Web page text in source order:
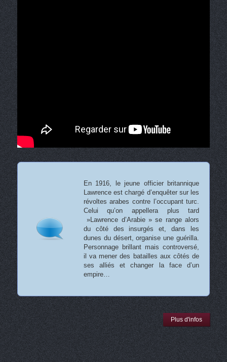
En 1916, le jeune officier britannique
Lawrence est chargé d’enquêter sur les
révoltes arabes contre l’occupant turc.
Celui qu’on appellera plus tard
»Lawrence d’Arabie » se range alors
du côté des insurgés et, dans les
dunes du désert, organise une guérilla.
Personnage brillant mais controversé,
il va mener des batailles aux côtés de
ses alliés et changer la face d’un
empire…
Plus d'infos